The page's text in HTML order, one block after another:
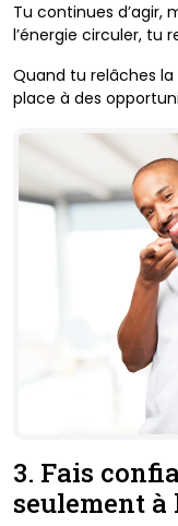
Tu continues d’agir,
l’énergie circuler, tu
Quand tu relâches la
place à des
3. Fais confiance au chemin, pas
seulement